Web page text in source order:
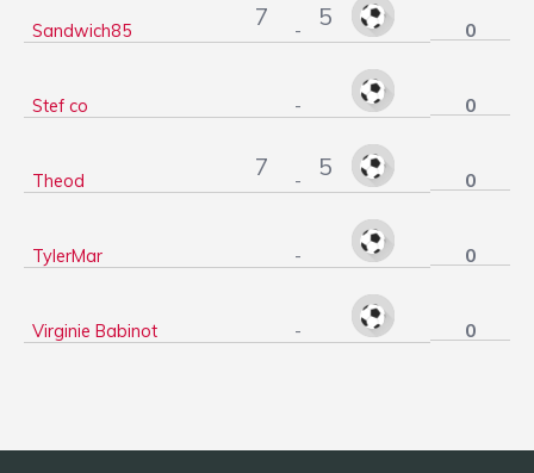
Sandwich85 7 - 5 0
Stef co - 0
Theod 7 - 5 0
TylerMar - 0
Virginie Babinot - 0